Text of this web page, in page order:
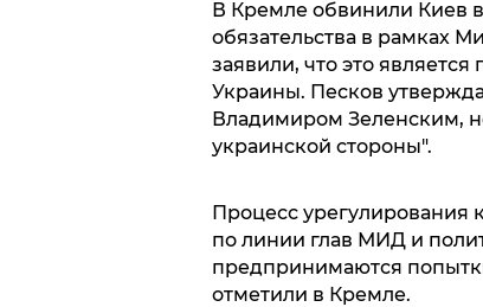
В Кремле обвинили Киев
обязательства в рамках
заявили, что это
Украины. Песков
Владимиром Зеленским,
украинской стороны".
Процесс урегулирования
по линии глав МИД и
предпринимаются
отметили в Кремле.